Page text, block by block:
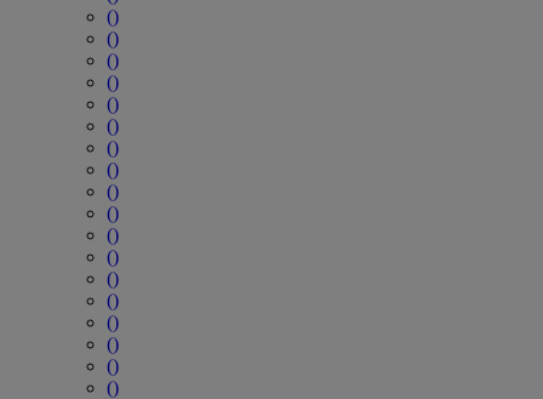
()
()
()
()
()
()
()
()
()
()
()
()
()
()
()
()
()
()